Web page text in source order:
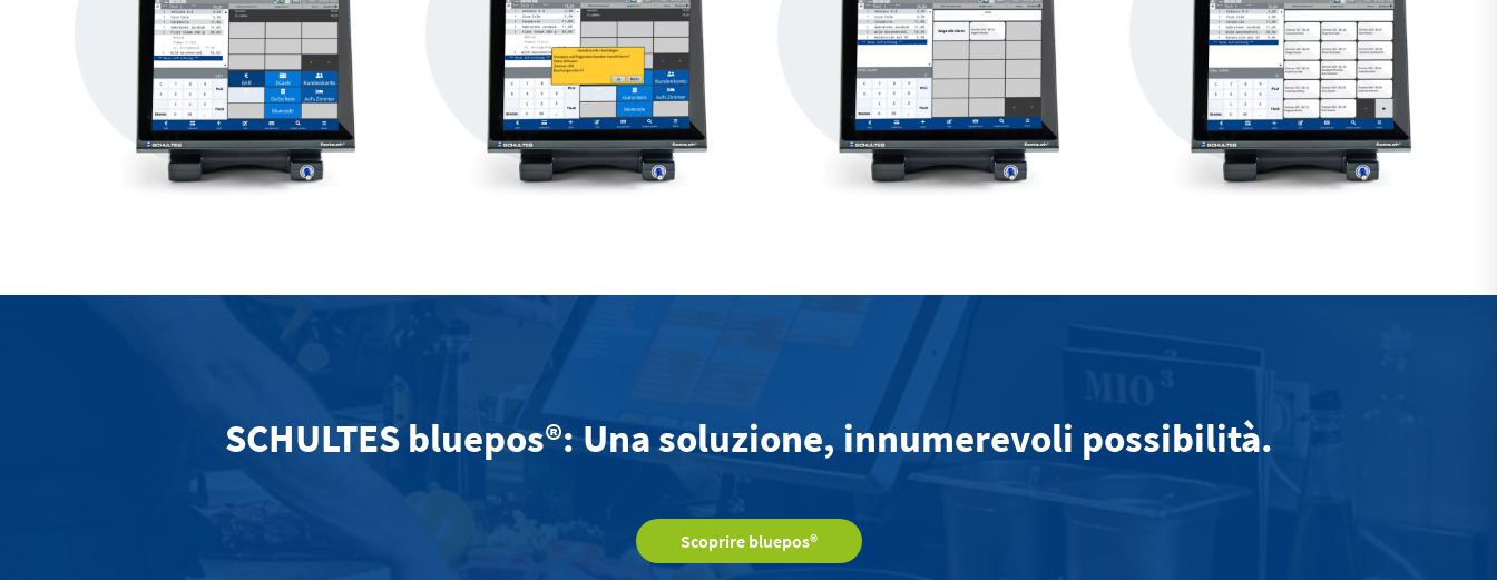
SCHULTES bluepos®: Una soluzione, innumerevoli possibilità.
Scoprire bluepos®